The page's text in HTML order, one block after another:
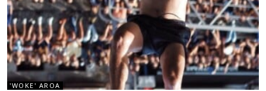
'WOKE' AROA